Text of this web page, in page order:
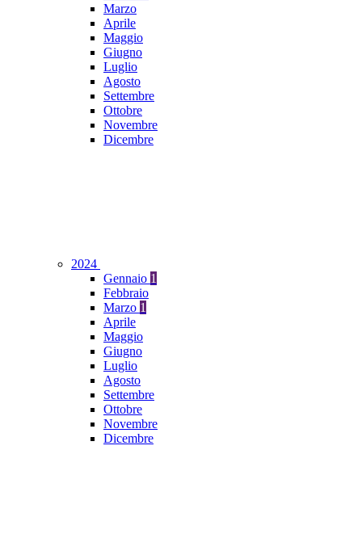
Marzo
Aprile
Maggio
Giugno
Luglio
Agosto
Settembre
Ottobre
Novembre
Dicembre
2024
Gennaio 1
Febbraio
Marzo 1
Aprile
Maggio
Giugno
Luglio
Agosto
Settembre
Ottobre
Novembre
Dicembre